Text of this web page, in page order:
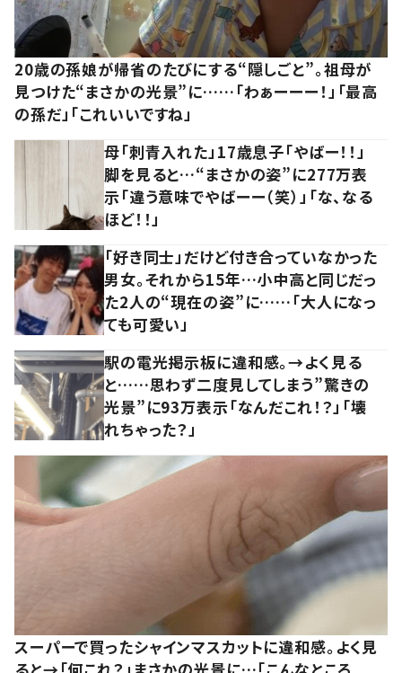
20歳の孫娘が帰省のたびにする“隠しごと”。祖母が
見つけた“まさかの光景”に……「わぁーーー！」「最高
の孫だ」「これいいですね」
母「刺青入れた」17歳息子「やばー！！」
脚を見ると…“まさかの姿”に277万表
示「違う意味でやばーー（笑）」「な、なる
ほど！！」
「好き同士」だけど付き合っていなかった
男女。それから15年…小中高と同じだっ
た2人の“現在の姿”に……「大人になっ
ても可愛い」
駅の電光掲示板に違和感。→よく見る
と……思わず二度見してしまう”驚きの
光景”に93万表示「なんだこれ！？」「壊
れちゃった？」
スーパーで買ったシャインマスカットに違和感。よく見